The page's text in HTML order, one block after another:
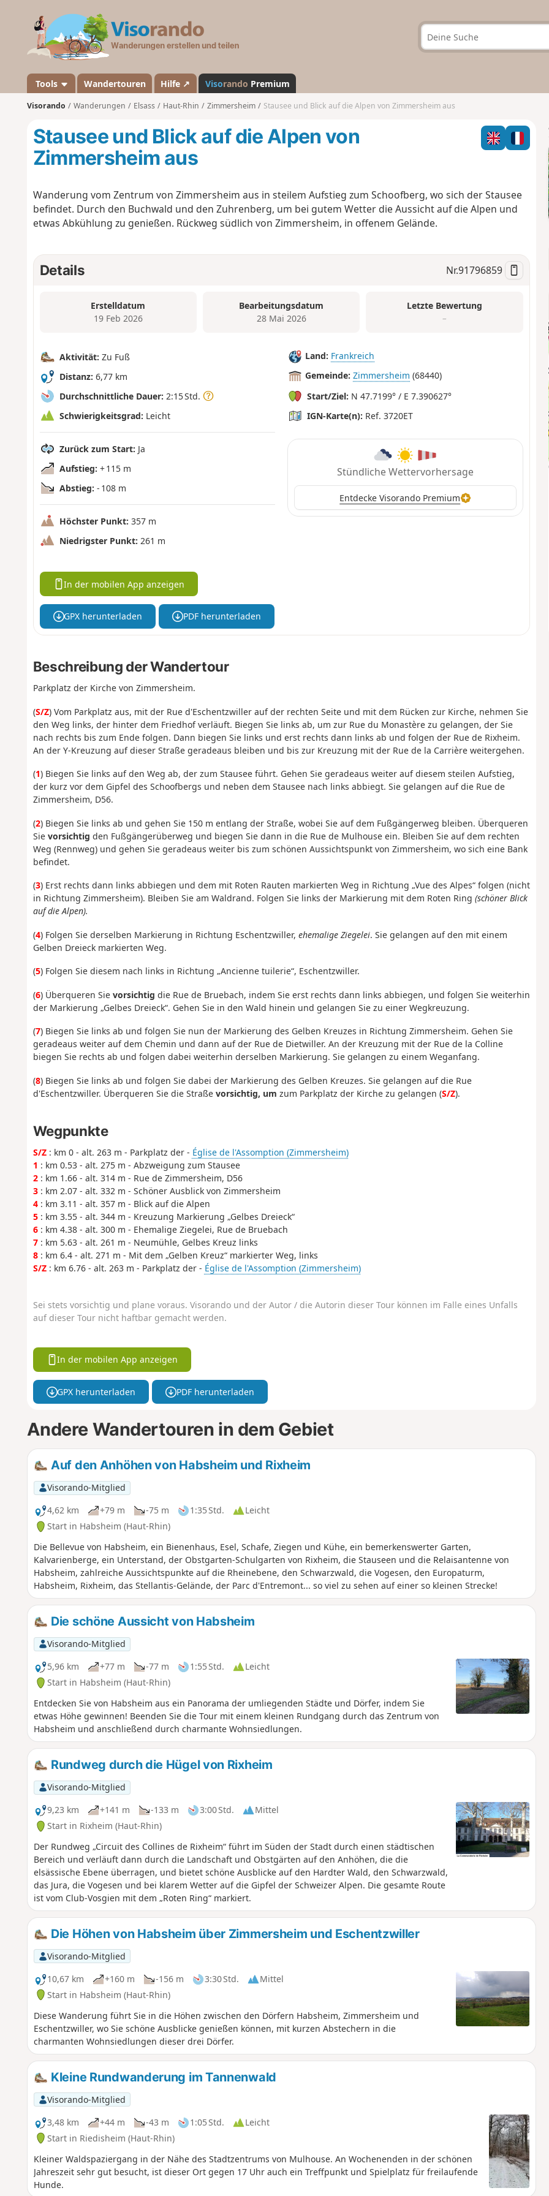
a
n
d
Tools Wandertouren Hilfe ↗ Visorando Premium
Visorando Wanderungen Elsass Haut-Rhin Zimmersheim Stausee und Blick auf die Alpen von Zimmersheim aus
Stausee und Blick auf die Alpen von
Zimmersheim aus
Wanderung vom Zentrum von Zimmersheim aus in steilem Aufstieg zum Schoofberg, wo sich der Stausee
befindet. Durch den Buchwald und den Zuhrenberg, um bei gutem Wetter die Aussicht auf die Alpen und
etwas Abkühlung zu genießen. Rückweg südlich von Zimmersheim, in offenem Gelände.
Details Nr.91796859
Erstelldatum
19 Feb 2026
Bearbeitungsdatum
28 Mai 2026
Letzte Bewertung
–
Aktivität: Zu Fuß
Distanz: 6,77 km
Durchschnittliche Dauer: 2:15 Std.
Schwierigkeitsgrad: Leicht
Zurück zum Start: Ja
Aufstieg: + 115 m
Abstieg: - 108 m
Höchster Punkt: 357 m
Niedrigster Punkt: 261 m
Land: Frankreich
Gemeinde: Zimmersheim (68440)
Start/Ziel: N 47.7199° / E 7.390627°
IGN-Karte(n): Ref. 3720ET
Stündliche Wettervorhersage
Entdecke Visorando Premium
In der mobilen App anzeigen
GPX herunterladen PDF herunterladen
Beschreibung der Wandertour
Parkplatz der Kirche von Zimmersheim.
(S/Z) Vom Parkplatz aus, mit der Rue d'Eschentzwiller auf der rechten Seite und mit dem Rücken zur Kirche, nehmen Sie
den Weg links, der hinter dem Friedhof verläuft. Biegen Sie links ab, um zur Rue du Monastère zu gelangen, der Sie
nach rechts bis zum Ende folgen. Dann biegen Sie links und erst rechts dann links ab und folgen der Rue de Rixheim.
An der Y-Kreuzung auf dieser Straße geradeaus bleiben und bis zur Kreuzung mit der Rue de la Carrière weitergehen.
(1) Biegen Sie links auf den Weg ab, der zum Stausee führt. Gehen Sie geradeaus weiter auf diesem steilen Aufstieg,
der kurz vor dem Gipfel des Schoofbergs und neben dem Stausee nach links abbiegt. Sie gelangen auf die Rue de
Zimmersheim, D56.
(2) Biegen Sie links ab und gehen Sie 150 m entlang der Straße, wobei Sie auf dem Fußgängerweg bleiben. Überqueren
Sievorsichtig den Fußgängerüberweg und biegen Sie dann in die Rue de Mulhouse ein. Bleiben Sie auf dem rechten
Weg (Rennweg) und gehen Sie geradeaus weiter bis zum schönen Aussichtspunkt von Zimmersheim, wo sich eine Bank
befindet.
(3) Erst rechts dann links abbiegen und dem mit Roten Rauten markierten Weg in Richtung „Vue des Alpes“ folgen (nicht
in Richtung Zimmersheim). Bleiben Sie am Waldrand. Folgen Sie links der Markierung mit dem Roten Ring (schöner Blick
auf die Alpen).
(4) Folgen Sie derselben Markierung in Richtung Eschentzwiller, ehemalige Ziegelei. Sie gelangen auf den mit einem
Gelben Dreieck markierten Weg.
(5) Folgen Sie diesem nach links in Richtung „Ancienne tuilerie“, Eschentzwiller.
(6) Überqueren Sie vorsichtig die Rue de Bruebach, indem Sie erst rechts dann links abbiegen, und folgen Sie weiterhin
der Markierung „Gelbes Dreieck“. Gehen Sie in den Wald hinein und gelangen Sie zu einer Wegkreuzung.
(7) Biegen Sie links ab und folgen Sie nun der Markierung des Gelben Kreuzes in Richtung Zimmersheim. Gehen Sie
geradeaus weiter auf dem Chemin und dann auf der Rue de Dietwiller. An der Kreuzung mit der Rue de la Colline
biegen Sie rechts ab und folgen dabei weiterhin derselben Markierung. Sie gelangen zu einem Weganfang.
(8) Biegen Sie links ab und folgen Sie dabei der Markierung des Gelben Kreuzes. Sie gelangen auf die Rue
d'Eschentzwiller. Überqueren Sie die Straßevorsichtig, um zum Parkplatz der Kirche zu gelangen (S/Z).
Wegpunkte
S/Z: km 0 - alt. 263 m - Parkplatz der - Église de l'Assomption (Zimmersheim)
1 : km 0.53 - alt. 275 m - Abzweigung zum Stausee
2: km 1.66 - alt. 314 m - Rue de Zimmersheim, D56
3: km 2.07 - alt. 332 m - Schöner Ausblick von Zimmersheim
4: km 3.11 - alt. 357 m - Blick auf die Alpen
5: km 3.55 - alt. 344 m - Kreuzung Markierung „Gelbes Dreieck“
6: km 4.38 - alt. 300 m - Ehemalige Ziegelei, Rue de Bruebach
7: km 5.63 - alt. 261 m - Neumühle, Gelbes Kreuz links
8: km 6.4 - alt. 271 m - Mit dem „Gelben Kreuz“ markierter Weg, links
S/Z: km 6.76 - alt. 263 m - Parkplatz der - Église de l'Assomption (Zimmersheim)
Sei stets vorsichtig und plane voraus. Visorando und der Autor / die Autorin dieser Tour können im Falle eines Unfalls
auf dieser Tour nicht haftbar gemacht werden.
In der mobilen App anzeigen
GPX herunterladen PDF herunterladen
Andere Wandertouren in dem Gebiet
Auf den Anhöhen von Habsheim und Rixheim
Visorando-Mitglied
4,62 km
+79 m -75 m 1:35 Std.
Leicht
Start in Habsheim (Haut-Rhin)
Die Bellevue von Habsheim, ein Bienenhaus, Esel, Schafe, Ziegen und Kühe, ein bemerkenswerter Garten,
Kalvarienberge, ein Unterstand, der Obstgarten-Schulgarten von Rixheim, die Stauseen und die Relaisantenne von
Habsheim, zahlreiche Aussichtspunkte auf die Rheinebene, den Schwarzwald, die Vogesen, den Europaturm,
Habsheim, Rixheim, das Stellantis-Gelände, der Parc d'Entremont... so viel zu sehen auf einer so kleinen Strecke!
Die schöne Aussicht von Habsheim
Visorando-Mitglied
5,96 km
+77 m -77 m 1:55 Std.
Leicht
Start in Habsheim (Haut-Rhin)
Entdecken Sie von Habsheim aus ein Panorama der umliegenden Städte und Dörfer, indem Sie
etwas Höhe gewinnen! Beenden Sie die Tour mit einem kleinen Rundgang durch das Zentrum von
Habsheim und anschließend durch charmante Wohnsiedlungen.
Rundweg durch die Hügel von Rixheim
Visorando-Mitglied
9,23 km
+141 m -133 m 3:00 Std.
Mittel
Start in Rixheim (Haut-Rhin)
Der Rundweg „Circuit des Collines de Rixheim“ führt im Süden der Stadt durch einen städtischen
Bereich und verläuft dann durch die Landschaft und Obstgärten auf den Anhöhen, die die
elsässische Ebene überragen, und bietet schöne Ausblicke auf den Hardter Wald, den Schwarzwald,
das Jura, die Vogesen und bei klarem Wetter auf die Gipfel der Schweizer Alpen. Die gesamte Route
ist vom Club-Vosgien mit dem „Roten Ring“ markiert.
Die Höhen von Habsheim über Zimmersheim und Eschentzwiller
Visorando-Mitglied
10,67 km
+160 m -156 m 3:30 Std.
Mittel
Start in Habsheim (Haut-Rhin)
Diese Wanderung führt Sie in die Höhen zwischen den Dörfern Habsheim, Zimmersheim und
Eschentzwiller, wo Sie schöne Ausblicke genießen können, mit kurzen Abstechern in die
charmanten Wohnsiedlungen dieser drei Dörfer.
Kleine Rundwanderung im Tannenwald
Visorando-Mitglied
3,48 km
+44 m -43 m 1:05 Std.
Leicht
Start in Riedisheim (Haut-Rhin)
Kleiner Waldspaziergang in der Nähe des Stadtzentrums von Mulhouse. An Wochenenden in der schönen
Jahreszeit sehr gut besucht, ist dieser Ort gegen 17 Uhr auch ein Treffpunkt und Spielplatz für freilaufende
Hunde.